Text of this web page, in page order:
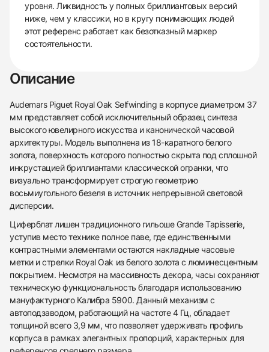
уровня. Ликвидность у полных бриллиантовых версий
ниже, чем у классики, но в кругу понимающих людей
этот референс работает как безотказный маркер
состоятельности.
Описание
Audemars Piguet Royal Oak Selfwinding в корпусе диаметром 37
мм представляет собой исключительный образец синтеза
высокого ювелирного искусства и канонической часовой
архитектуры. Модель выполнена из 18-каратного белого
золота, поверхность которого полностью скрыта под сплошной
инкрустацией бриллиантами классической огранки, что
визуально трансформирует строгую геометрию
восьмиугольного безеля в источник непрерывной световой
дисперсии.
Циферблат лишен традиционного гильоше Grande Tapisserie,
уступив место технике полное паве, где единственными
контрастными элементами остаются накладные часовые
метки и стрелки Royal Oak из белого золота с люминесцентным
покрытием. Несмотря на массивность декора, часы сохраняют
техническую функциональность благодаря использованию
мануфактурного Калибра 5900. Данный механизм с
автоподзаводом, работающий на частоте 4 Гц, обладает
толщиной всего 3,9 мм, что позволяет удерживать профиль
корпуса в рамках элегантных пропорций, характерных для